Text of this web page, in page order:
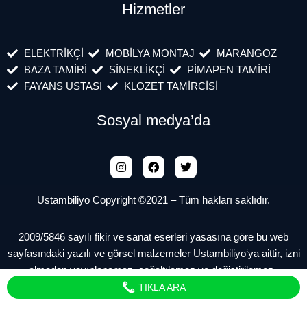
Hizmetler
ELEKTRİKÇİ MOBİLYA MONTAJ
MARANGOZ
BAZA TAMİRİ
SİNEKLİKÇİ
PİMAPEN TAMİRİ
FAYANS USTASI
KLOZET TAMİRCİSİ
Sosyal medya’da
Ustambiliyo Copyright ©2021 – Tüm hakları saklıdır.
2009/5846 sayılı fikir ve sanat eserleri yasasına göre bu web
sayfasındaki yazılı ve görsel malzemeler Ustambiliyo‘ya aittir, izni
olmadan yayınlanamaz, çoğaltılamaz ve değiştirilemez.
TIKLA ARA